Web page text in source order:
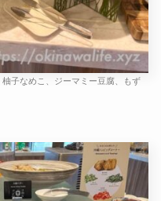
子なめこ、ジーマミー豆腐、もず